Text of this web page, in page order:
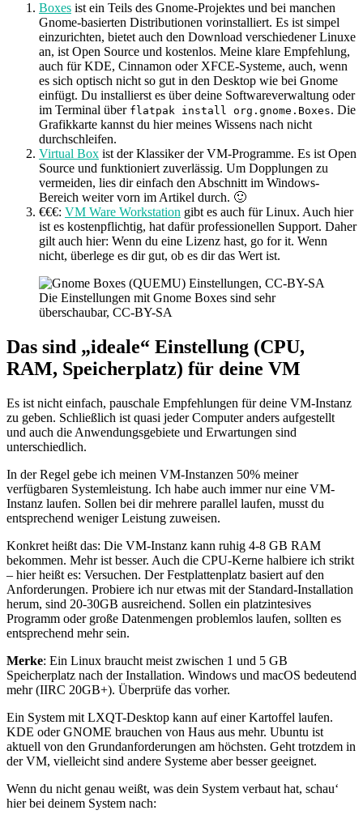
Boxes ist ein Teils des Gnome-Projektes und bei manchen
Gnome-basierten Distributionen vorinstalliert. Es ist simpel
einzurichten, bietet auch den Download verschiedener Linuxe
an, ist Open Source und kostenlos. Meine klare Empfehlung,
auch für KDE, Cinnamon oder XFCE-Systeme, auch, wenn
es sich optisch nicht so gut in den Desktop wie bei Gnome
einfügt. Du installierst es über deine Softwareverwaltung oder
im Terminal über flatpak install org.gnome.Boxes. Die
Grafikkarte kannst du hier meines Wissens nach nicht
durchschleifen.
Virtual Box ist der Klassiker der VM-Programme. Es ist Open
Source und funktioniert zuverlässig. Um Dopplungen zu
vermeiden, lies dir einfach den Abschnitt im Windows-
Bereich weiter vorn im Artikel durch. 🙂
€€€: VM Ware Workstation gibt es auch für Linux. Auch hier
ist es kostenpflichtig, hat dafür professionellen Support. Daher
gilt auch hier: Wenn du eine Lizenz hast, go for it. Wenn
nicht, überlege es dir gut, ob es dir das Wert ist.
Die Einstellungen mit Gnome Boxes sind sehr
überschaubar, CC-BY-SA
Das sind „ideale“ Einstellung (CPU,
RAM, Speicherplatz) für deine VM
Es ist nicht einfach, pauschale Empfehlungen für deine VM-Instanz
zu geben. Schließlich ist quasi jeder Computer anders aufgestellt
und auch die Anwendungsgebiete und Erwartungen sind
unterschiedlich.
In der Regel gebe ich meinen VM-Instanzen 50% meiner
verfügbaren Systemleistung. Ich habe auch immer nur eine VM-
Instanz laufen. Sollen bei dir mehrere parallel laufen, musst du
entsprechend weniger Leistung zuweisen.
Konkret heißt das: Die VM-Instanz kann ruhig 4-8 GB RAM
bekommen. Mehr ist besser. Auch die CPU-Kerne halbiere ich strikt
– hier heißt es: Versuchen. Der Festplattenplatz basiert auf den
Anforderungen. Probiere ich nur etwas mit der Standard-Installation
herum, sind 20-30GB ausreichend. Sollen ein platzintesives
Programm oder große Datenmengen problemlos laufen, sollten es
entsprechend mehr sein.
Merke: Ein Linux braucht meist zwischen 1 und 5 GB
Speicherplatz nach der Installation. Windows und macOS bedeutend
mehr (IIRC 20GB+). Überprüfe das vorher.
Ein System mit LXQT-Desktop kann auf einer Kartoffel laufen.
KDE oder GNOME brauchen von Haus aus mehr. Ubuntu ist
aktuell von den Grundanforderungen am höchsten. Geht trotzdem in
der VM, vielleicht sind andere Systeme aber besser geeignet.
Wenn du nicht genau weißt, was dein System verbaut hat, schau‘
hier bei deinem System nach: